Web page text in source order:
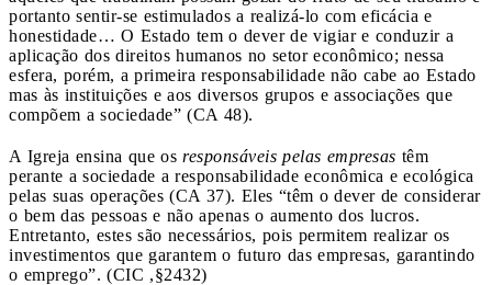
portanto sentir-se estimulados a realizá-lo com eficácia e
honestidade… O Estado tem o dever de vigiar e conduzir a
aplicação dos direitos humanos no setor econômico; nessa
esfera, porém, a primeira responsabilidade não cabe ao Estado
mas às instituições e aos diversos grupos e associações que
compõem a sociedade” (CA 48).
A Igreja ensina que os responsáveis pelas empresas têm
perante a sociedade a responsabilidade econômica e ecológica
pelas suas operações (CA 37). Eles “têm o dever de considerar
o bem das pessoas e não apenas o aumento dos lucros.
Entretanto, estes são necessários, pois permitem realizar os
investimentos que garantem o futuro das empresas, garantindo
o emprego”. (CIC ,§2432)